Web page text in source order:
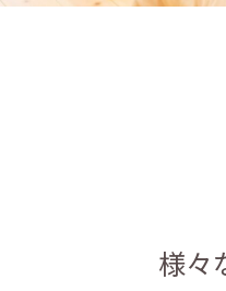
様々